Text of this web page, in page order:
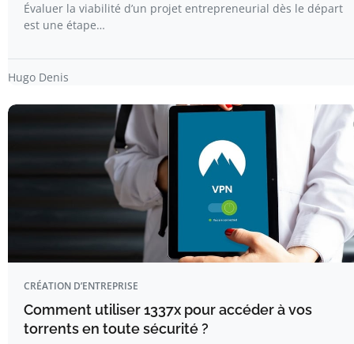
Évaluer la viabilité d’un projet entrepreneurial dès le départ
est une étape…
Hugo Denis
CRÉATION D’ENTREPRISE
Comment utiliser 1337x pour accéder à vos
torrents en toute sécurité ?